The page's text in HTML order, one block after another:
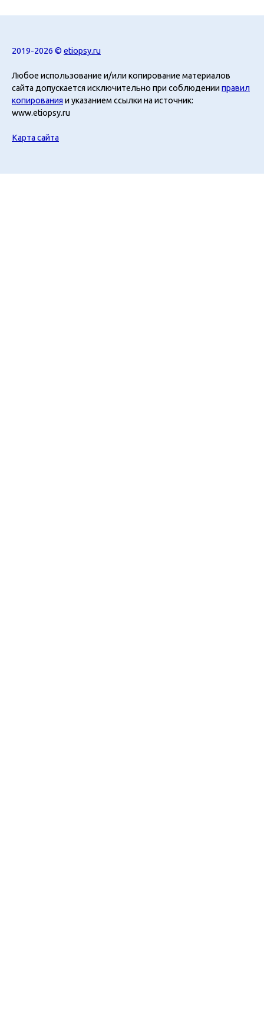
2019-2026 © etiopsy.ru
Любое использование и/или копирование материалов
сайта допускается исключительно при соблюденииправил
копирования и указанием ссылки на источник:
www.etiopsy.ru
Карта сайта